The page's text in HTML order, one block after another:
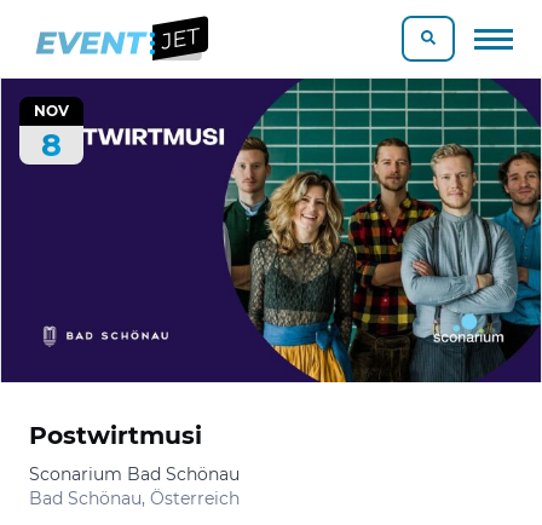
NOV
8
Postwirtmusi
Sconarium Bad Schönau
Bad Schönau, Österreich